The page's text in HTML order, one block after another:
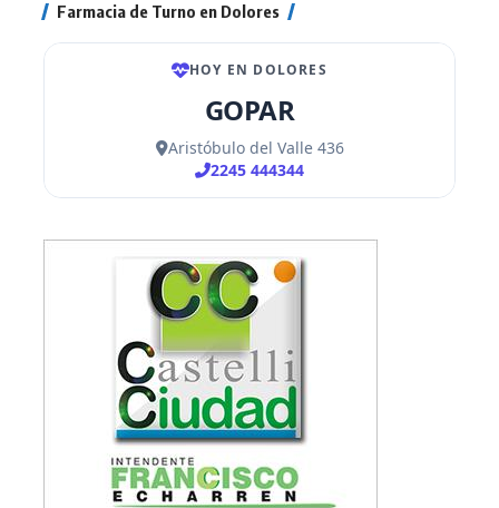
Farmacia de Turno en Dolores